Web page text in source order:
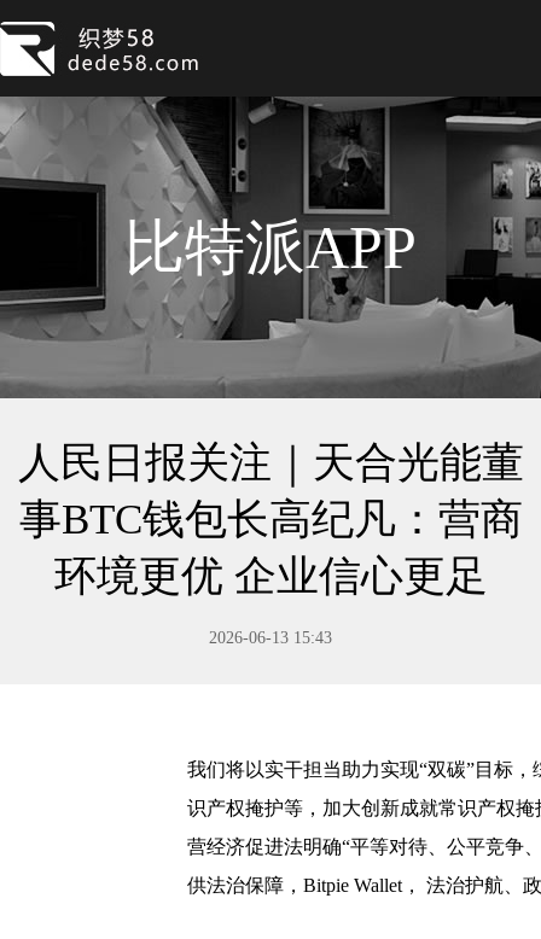
比特派APP
人民日报关注｜天合光能董
事BTC钱包长高纪凡：营商
环境更优 企业信心更足
2026-06-13 15:43
我们将以实干担当助力实现“双碳”目标
识产权掩护等，加大创新成就常识产权
营经济促进法明确“平等对待、公平竞争
供法治保障，Bitpie Wallet， 法治护航、